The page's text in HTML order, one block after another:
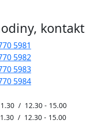
kontakt
5981
5982
5983
5984
/ 12.30 - 15.00
/ 12.30 - 15.00